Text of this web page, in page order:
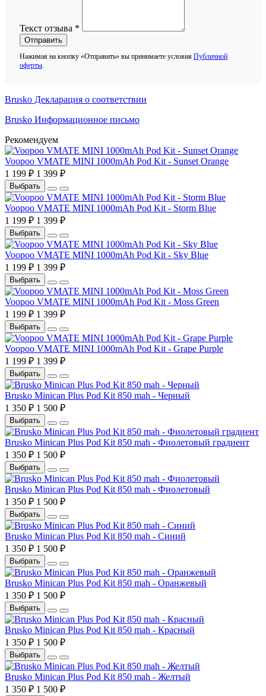
Текст отзыва *
Отправить
Нажимая на кнопку «Отправить» вы принимаете условия Публичной
оферты.
Brusko Декларация о соответствии
Brusko Информационное письмо
Рекомендуем
Voopoo VMATE MINI 1000mAh Pod Kit - Sunset Orange
1 199 ₽ 1 399 ₽
Выбрать
Voopoo VMATE MINI 1000mAh Pod Kit - Storm Blue
1 199 ₽ 1 399 ₽
Выбрать
Voopoo VMATE MINI 1000mAh Pod Kit - Sky Blue
1 199 ₽ 1 399 ₽
Выбрать
Voopoo VMATE MINI 1000mAh Pod Kit - Moss Green
1 199 ₽ 1 399 ₽
Выбрать
Voopoo VMATE MINI 1000mAh Pod Kit - Grape Purple
1 199 ₽ 1 399 ₽
Выбрать
Brusko Minican Plus Pod Kit 850 mah - Черный
1 350 ₽ 1 500 ₽
Выбрать
Brusko Minican Plus Pod Kit 850 mah - Фиолетовый градиент
1 350 ₽ 1 500 ₽
Выбрать
Brusko Minican Plus Pod Kit 850 mah - Фиолетовый
1 350 ₽ 1 500 ₽
Выбрать
Brusko Minican Plus Pod Kit 850 mah - Синий
1 350 ₽ 1 500 ₽
Выбрать
Brusko Minican Plus Pod Kit 850 mah - Оранжевый
1 350 ₽ 1 500 ₽
Выбрать
Brusko Minican Plus Pod Kit 850 mah - Красный
1 350 ₽ 1 500 ₽
Выбрать
Brusko Minican Plus Pod Kit 850 mah - Желтый
1 350 ₽ 1 500 ₽